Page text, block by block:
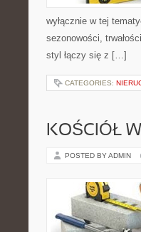
wyłącznie w tej
sezonowości,
styl łączy się z […]
CATEGORIES:
KOŚCIÓŁ
POSTED BY ADMIN